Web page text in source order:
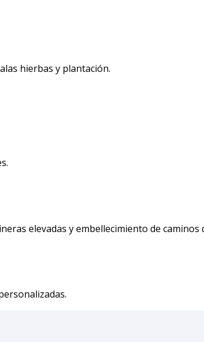
hierbas y plantación.
elevadas y embellecimiento de caminos